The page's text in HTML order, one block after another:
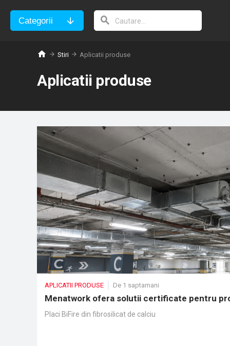
Categorii
Stiri Aplicatii produse
Aplicatii produse
APLICATII PRODUSE De 1 saptamani
Menatwork ofera solutii certificate pentru
Placi BiFire din fibrosilicat de calciu